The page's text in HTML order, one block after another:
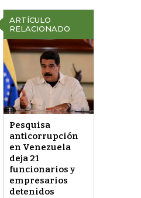
ARTÍCULO
RELACIONADO
Pesquisa
anticorrupción
en Venezuela
deja 21
funcionarios y
empresarios
detenidos